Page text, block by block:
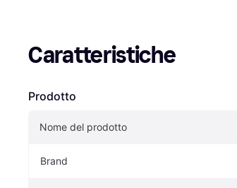
Caratteristiche
Prodotto
Nome del prodotto
Brand